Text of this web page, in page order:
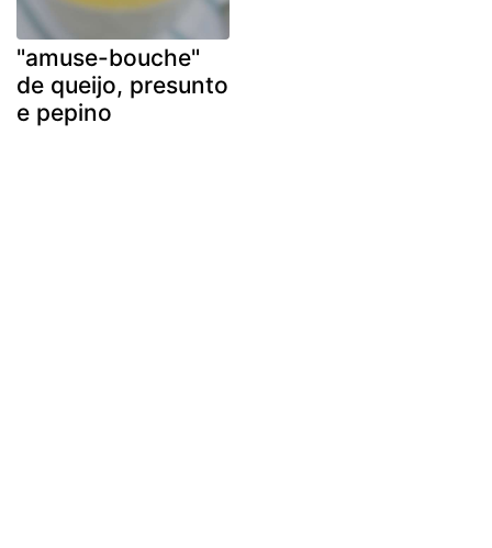
"amuse-bouche"
de queijo, presunto
e pepino